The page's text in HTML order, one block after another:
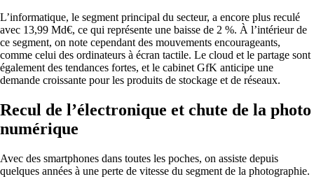
L’informatique, le segment principal du secteur, a encore plus reculé
avec 13,99 Md€, ce qui représente une baisse de 2 %. À l’intérieur de
ce segment, on note cependant des mouvements encourageants,
comme celui des ordinateurs à écran tactile. Le cloud et le partage sont
également des tendances fortes, et le cabinet GfK anticipe une
demande croissante pour les produits de stockage et de réseaux.
Recul de l’électronique et chute de la photo
numérique
Avec des smartphones dans toutes les poches, on assiste depuis
quelques années à une perte de vitesse du segment de la photographie.